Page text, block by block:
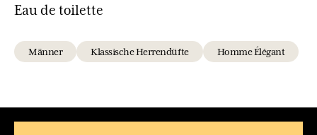
Eau de toilette
Männer Klassische Herrendüfte Homme Élégant